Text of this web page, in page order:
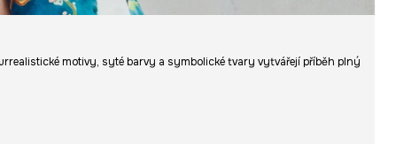
motivy, syté barvy a symbolické tvary vytvářejí příběh plný